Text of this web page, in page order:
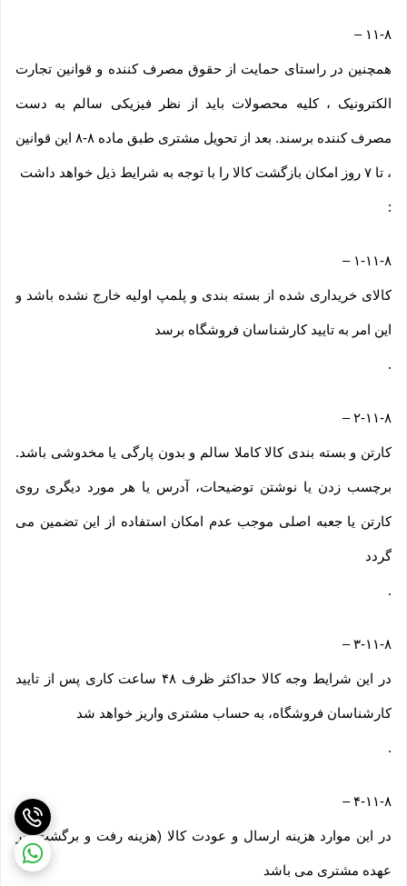
۱۱-۸ –
همچنین در راستای حمایت از حقوق مصرف کننده و قوانین تجارت
الکترونیک ، کلیه محصولات باید از نظر فیزیکی سالم به دست
مصرف کننده برسند. بعد از تحویل مشتری طبق ماده ۸-۸ این قوانین
، تا ۷ روز امکان بازگشت کالا را با توجه به شرایط ذیل خواهد داشت
:
۱-۱۱-۸ –
کالای خریداری شده از بسته بندی و پلمپ اولیه خارج نشده باشد و
این امر به تایید کارشناسان فروشگاه برسد
.
۲-۱۱-۸–
کارتن و بسته بندی کالا کاملا سالم و بدون پارگی یا مخدوشی باشد.
برچسب زدن یا نوشتن توضیحات، آدرس یا هر مورد دیگری روی
کارتن یا جعبه اصلی موجب عدم امکان استفاده از این تضمین می
گردد
.
۳-۱۱-۸–
در این شرایط وجه کالا حداکثر ظرف ۴۸ ساعت کاری پس از تایید
کارشناسان فروشگاه، به حساب مشتری واریز خواهد شد
.
۴-۱۱-۸–
در این موارد هزینه ارسال و عودت کالا (هزینه رفت و برگشت) بر
عهده مشتری می باشد